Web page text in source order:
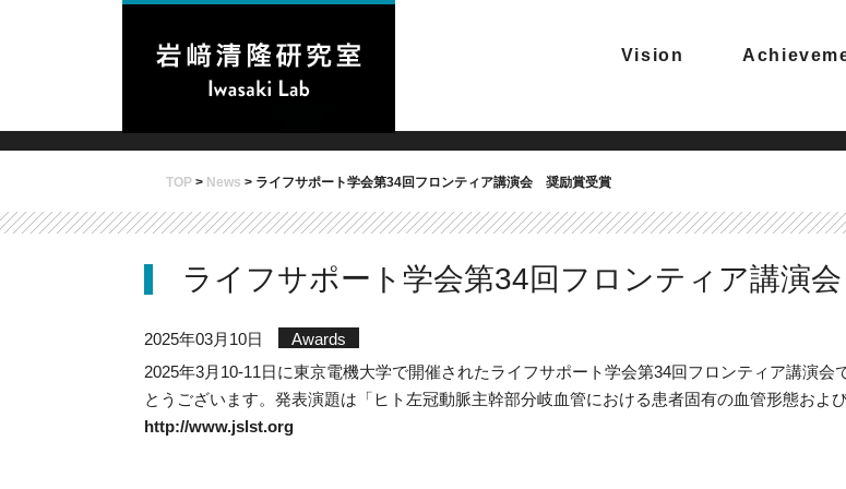
Vision
TOP > News > ライフサポート学会第34回フロンティア講演会 奨励賞受賞
ライフサポート学会第34回フロンティア講演
2025年03月10日
Awards
2025年3月10-11日に東京電機大学で開催されたライフサポート学会第34回フロンティア講演
とうございます。発表演題は「ヒト左冠動脈主幹部分岐血管における患者固有の血管形態およ
http://www.jslst.org